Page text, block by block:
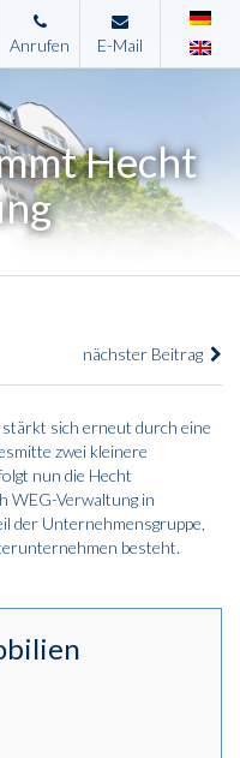
Anrufen E-Mail
Hecht
nächster Beitrag
stärkt sich erneut durch eine
zwei kleinere
nun die Hecht
WEG-Verwaltung in
der Unternehmensgruppe,
besteht.